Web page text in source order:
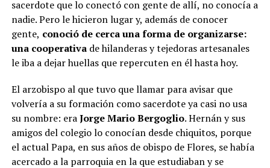
sacerdote que lo conectó con gente de allí, no conocía a
nadie. Pero le hicieron lugar y, además de conocer
gente, conoció de cerca una forma de organizarse:
una cooperativade hilanderas y tejedoras artesanales
le iba a dejar huellas que repercuten en él hasta hoy.
El arzobispo al que tuvo que llamar para avisar que
volvería a su formación como sacerdote ya casi no usa
su nombre: eraJorge Mario Bergoglio. Hernán y sus
amigos del colegio lo conocían desde chiquitos, porque
el actual Papa, en sus años de obispo de Flores, se había
acercado a la parroquia en la que estudiaban y se